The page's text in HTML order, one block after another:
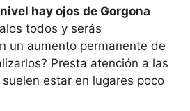
hay ojos de Gorgona
todos y serás
un aumento permanente de
Presta atención a las
estar en lugares poco